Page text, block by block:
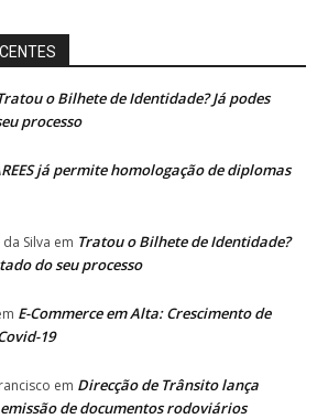
o Bilhete de Identidade? Já podes
processo
já permite homologação de diplomas
Silva em Tratou o Bilhete de Identidade?
do seu processo
E-Commerce em Alta: Crescimento de
19
em Direcção de Trânsito lança
de documentos rodoviários